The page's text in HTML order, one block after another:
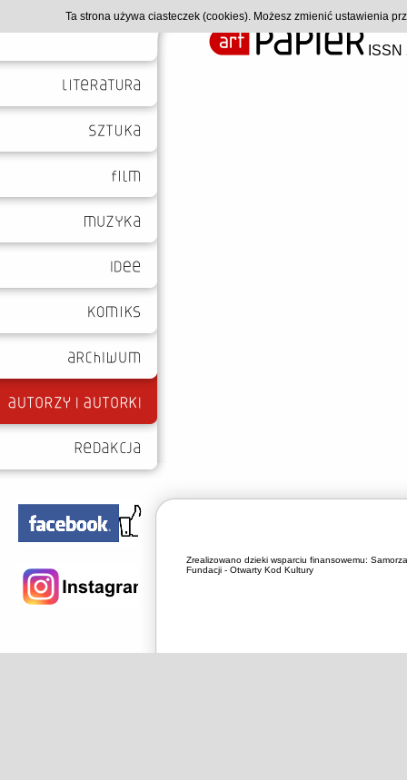
Zrealizowano dzieki wsparciu finansowemu:
Fundacji - Otwarty Kod Kultury
Ta strona używa ciasteczek (cookies). Możesz zmienić ustawienia